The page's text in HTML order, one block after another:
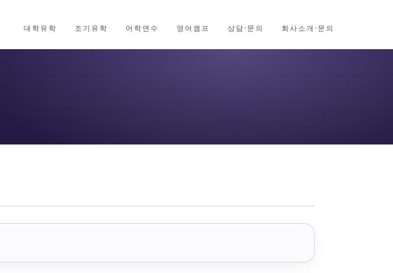
대학유학 조기유학 어학연수 영어캠프 상담·문의 회사소개·문의